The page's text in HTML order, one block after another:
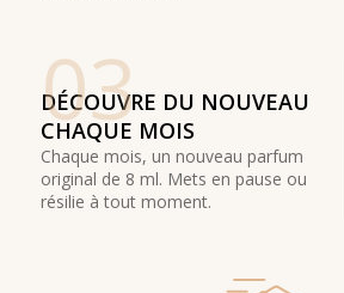
03
DÉCOUVRE DU NOUVEAU
CHAQUE MOIS
Chaque mois, un nouveau parfum
original de 8 ml. Mets en pause ou
résilie à tout moment.